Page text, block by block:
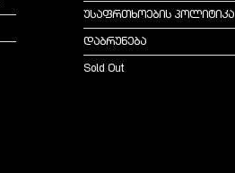
უსაფრთხოების პოლიტიკა
დაბრუნება
Sold Out